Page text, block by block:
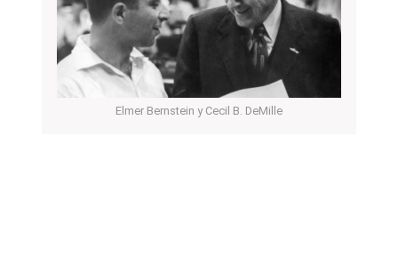
Elmer Bernstein y Cecil B. DeMille